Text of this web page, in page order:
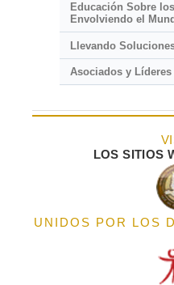
Educación Sobre
Envolviendo el
Llevando
Asociados y
LOS SITIOS
UNIDOS POR LOS